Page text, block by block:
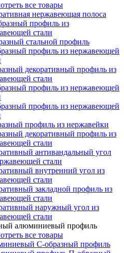
все товары
нержавеющая полоса
профиль из
стали
стальной профиль
профиль из нержавеющей
декоративный профиль из
стали
профиль из нержавеющей
профиль из нержавеющей
профиль из нержавейки
декоративный профиль из
стали
антивандальный угол
стали
внутренний угол из
стали
закладной профиль из
стали
наружный угол из
стали
алюминиевый профиль
все товары
С-образный профиль